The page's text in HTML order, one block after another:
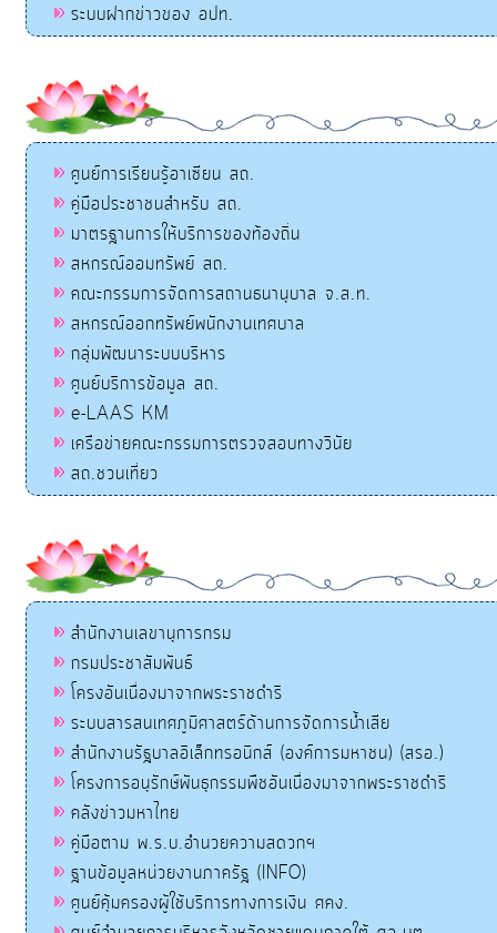
ระบบฝากข่าวของ อปท.
ศูนย์การเรียนรู้อาเซียน สถ.
คู่มือประชาชนสำหรับ สถ.
มาตรฐานการให้บริการของท้องถิ่น
สหกรณ์ออมทรัพย์ สถ.
คณะกรรมการจัดการสถานธนานุบาล จ.ส.ท.
สหกรณ์ออกทรัพย์พนักงานเทศบาล
กลุ่มพัฒนาระบบบริหาร
ศูนย์บริการข้อมูล สถ.
e-LAAS KM
เครือข่ายคณะกรรมการตรวจสอบทางวินัย
สถ.ชวนเที่ยว
สำนักงานเลขานุการกรม
กรมประชาสัมพันธ์
โครงอันเนื่องมาจากพระราชดำริ
ระบบสารสนเทศภูมิศาสตร์ด้านการจัดการน้ำเสีย
สำนักงานรัฐบาลอิเล็กทรอนิกส์ (องค์การมหาชน) (สรอ.)
โครงการอนุรักษ์พันธุกรรมพืชอันเนื่องมาจากพระราชดำริ
คลังข่าวมหาไทย
คู่มือตาม พ.ร.บ.อำนวยความสดวกฯ
ฐานข้อมูลหน่วยงานภาครัฐ (INFO)
ศูนย์คุ้มครองผู้ใช้บริการทางการเงิน ศคง.